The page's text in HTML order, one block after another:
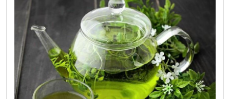
حساب
کاربری